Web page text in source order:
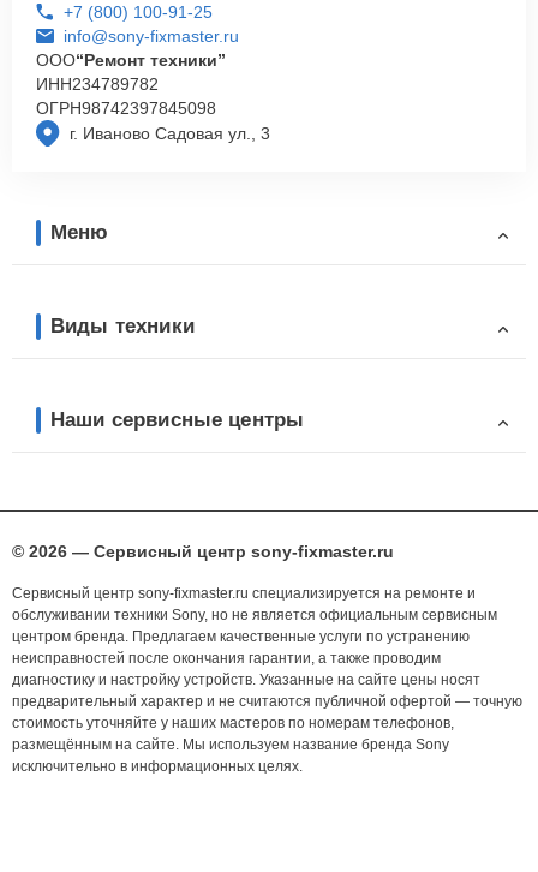
г. Иваново Садовая ул., 3
+7 (800) 100-91-25
info@sony-fixmaster.ru
ООО“Ремонт техники”
ИНН234789782
ОГРН98742397845098
Меню
Виды техники
Наши сервисные центры
© 2026 — Сервисный центр sony-fixmaster.ru
Сервисный центр sony-fixmaster.ru специализируется на ремонте и
обслуживании техники Sony, но не является официальным сервисным
центром бренда. Предлагаем качественные услуги по устранению
неисправностей после окончания гарантии, а также проводим
диагностику и настройку устройств. Указанные на сайте цены носят
предварительный характер и не считаются публичной офертой — точную
стоимость уточняйте у наших мастеров по номерам телефонов,
размещённым на сайте. Мы используем название бренда Sony
исключительно в информационных целях.